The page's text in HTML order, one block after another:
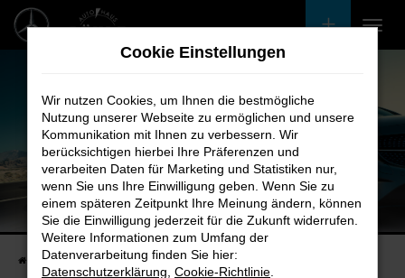
Zum
Unsere Fahrzeugangebote
Bei uns finden Sie bestimmt Ihren Nächsten
Startseite Fahrzeugangebote Bestandsfahrzeuge
Cookie Einstellungen
Wir nutzen Cookies, um Ihnen die bestmögliche
Nutzung unserer Webseite zu ermöglichen und unsere
Kommunikation mit Ihnen zu verbessern. Wir
berücksichtigen hierbei Ihre Präferenzen und
verarbeiten Daten für Marketing und Statistiken nur,
wenn Sie uns Ihre Einwilligung geben. Wenn Sie zu
einem späteren Zeitpunkt Ihre Meinung ändern, können
Sie die Einwilligung jederzeit für die Zukunft widerrufen.
Weitere Informationen zum Umfang der
Datenverarbeitung finden Sie hier:
Datenschutzerklärung Cookie-Richtlinie